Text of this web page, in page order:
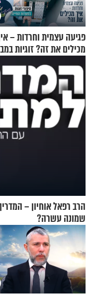
פגיעה עצמית וחרדות –
מכילים את זה? זוגיות
הפעם עם יהודית ואלתר כהן
הרב רפאל אוחיון –
שמונה עשרה?